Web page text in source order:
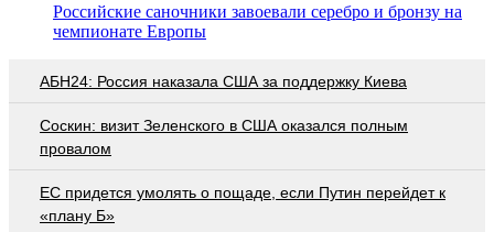
Российские саночники завоевали серебро и бронзу на
чемпионате Европы
АБН24: Россия наказала США за поддержку Киева
Соскин: визит Зеленского в США оказался полным
провалом
EC придется умолять о пощаде, если Путин перейдет к
«плану Б»